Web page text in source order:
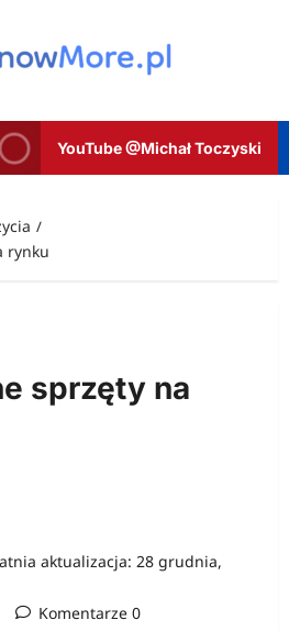
YouTube @Michał Toczyski
rynku
sprzęty na
aktualizacja: 28 grudnia,
Komentarze 0